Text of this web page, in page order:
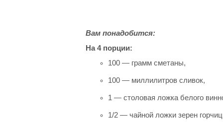
Вам понадобится:
На 4 порции:
100 — грамм сметаны,
100 — миллилитров сливок,
1 — столовая ложка белого
1/2 — чайной ложки зерен